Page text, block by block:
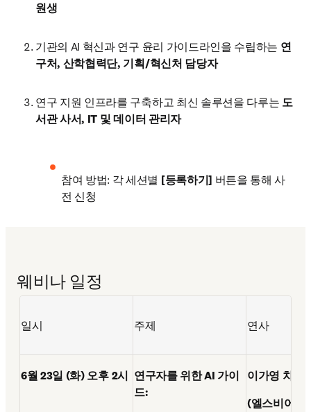
원생
기관의 AI 혁신과 연구 윤리 가이드라인을 수립하는 연
구처, 산학협력단, 기획/혁신처 담당자
연구 지원 인프라를 구축하고 최신 솔루션을 다루는 도
서관 사서, IT 및 데이터 관리자
참여 방법: 각 세션별 [등록하기] 버튼을 통해 사
전 신청
웨비나 일정
일시 주제 연사
6월 23일 (화) 오후 2시 연구자를 위한 AI 가이
드:
이가영 차장
(엘스비어,